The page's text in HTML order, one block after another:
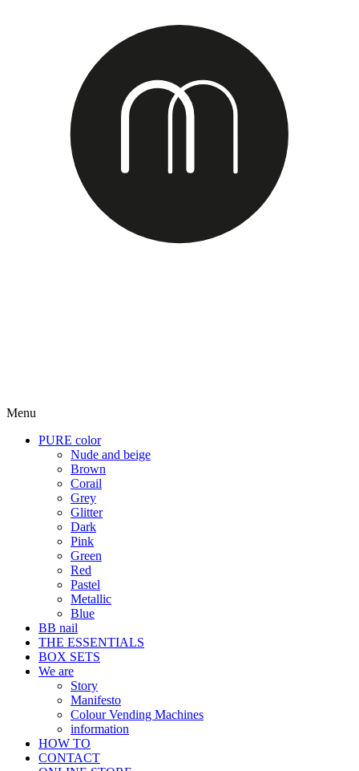
Menu
PURE color
Nude and beige
Brown
Corail
Grey
Glitter
Dark
Pink
Green
Red
Pastel
Metallic
Blue
BB nail
THE ESSENTIALS
BOX SETS
We are
Story
Manifesto
Colour Vending Machines
information
HOW TO
CONTACT